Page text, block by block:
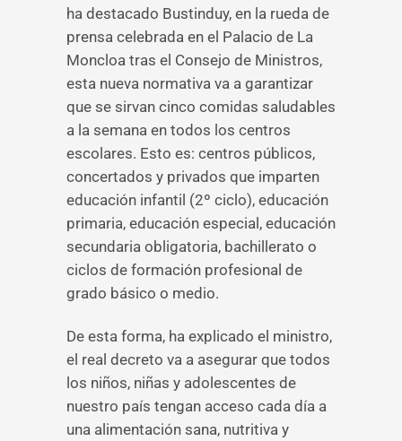
ha destacado Bustinduy, en la rueda de
prensa celebrada en el Palacio de La
Moncloa tras el Consejo de Ministros,
esta nueva normativa va a garantizar
que se sirvan cinco comidas saludables
a la semana en todos los centros
escolares. Esto es: centros públicos,
concertados y privados que imparten
educación infantil (2º ciclo), educación
primaria, educación especial, educación
secundaria obligatoria, bachillerato o
ciclos de formación profesional de
grado básico o medio.
De esta forma, ha explicado el ministro,
el real decreto va a asegurar que todos
los niños, niñas y adolescentes de
nuestro país tengan acceso cada día a
una alimentación sana, nutritiva y